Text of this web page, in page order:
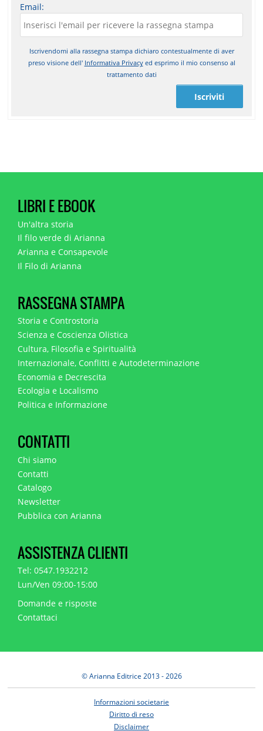
Email:
Iscrivendomi alla rassegna stampa dichiaro contestualmente di aver
preso visione dell' Informativa Privacyed esprimo il mio consenso al
trattamento dati
Iscriviti
LIBRI E EBOOK
Un'altra storia
Il filo verde di Arianna
Arianna e Consapevole
Il Filo di Arianna
RASSEGNA STAMPA
Storia e Controstoria
Scienza e Coscienza Olistica
Cultura, Filosofia e Spiritualità
Internazionale, Conflitti e Autodeterminazione
Economia e Decrescita
Ecologia e Localismo
Politica e Informazione
CONTATTI
Chi siamo
Contatti
Catalogo
Newsletter
Pubblica con Arianna
ASSISTENZA CLIENTI
Tel: 0547.1932212
Lun/Ven 09:00-15:00
Domande e risposte
Contattaci
© Arianna Editrice 2013 - 2026
Informazioni societarie
Diritto di reso
Disclaimer